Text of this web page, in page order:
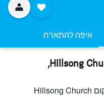
איפה להתארח
מלונות בקרבת מקום Hillsong Church,
חיפוש והשוואתמלונות בקרבת מקום Hillsong Church